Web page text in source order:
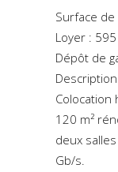
Surface de
Loyer :
Dépôt de
Colocation
120 m²
deux
Gb/s.